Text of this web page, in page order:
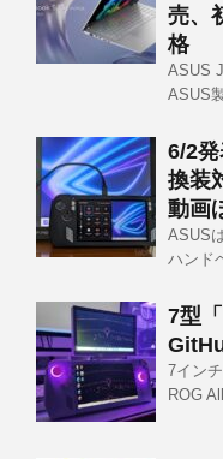
売、
格
ASUS
ASUS
6/2
換装
動画
ASUS
ハンド
7型
7イン
ROG